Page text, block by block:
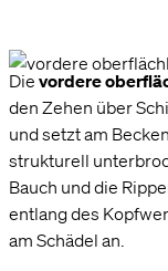
Die vordere
den Zehen über
und setzt am
strukturell
Bauch und die
entlang des
am Schädel an.